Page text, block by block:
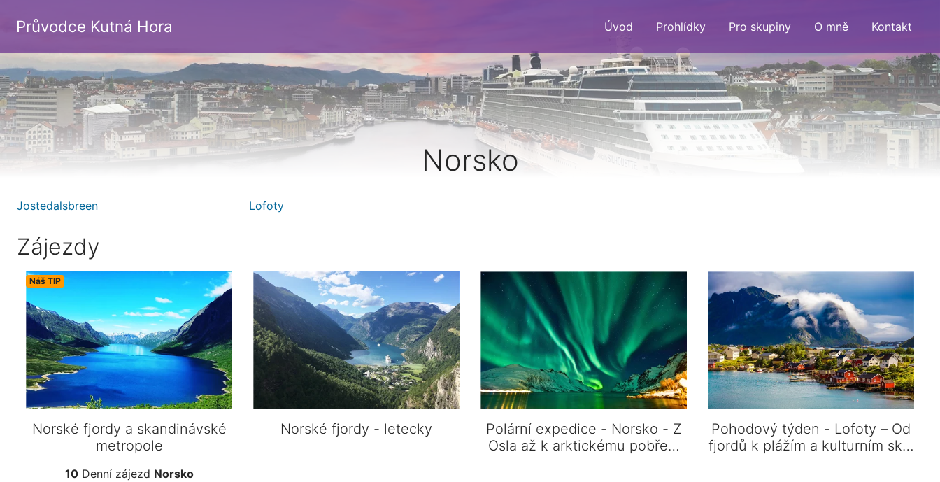
Průvodce Kutná Hora Úvod Prohlídky Pro skupiny O mně Kontakt
Norsko
Jostedalsbreen Lofoty
Zájezdy
Náš TIP
Norské fjordy a skandinávské
metropole
10Denní zájezd Norsko
Norské fjordy - letecky
Polární expedice - Norsko - Z
Osla až k arktickému pobřeží
Pohodový týden - Lofoty – Od
fjordů k plážím a kulturním sk…